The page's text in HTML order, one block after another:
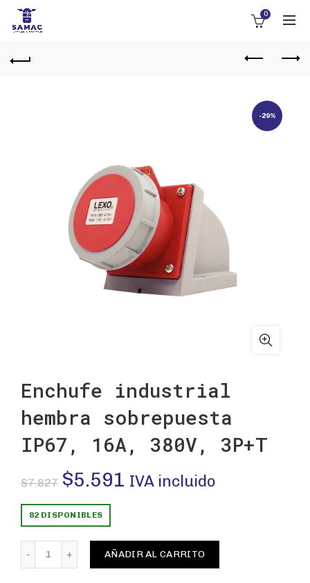
0
-29%
Enchufe industrial
hembra sobrepuesta
IP67, 16A, 380V, 3P+T
$7.827 El
precio
original
era:
$5.591 El
actual
es:
IVA incluido
82 DISPONIBLES
Enchufe industrial hembra sobrepuesta IP67, 16A,
AÑADIR AL CARRITO